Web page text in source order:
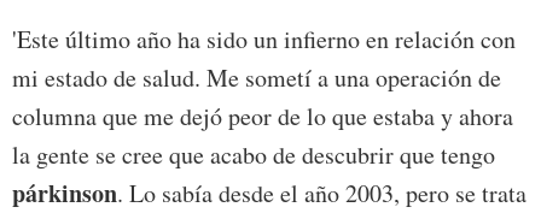
'Este último año ha sido un infierno en relación con
mi estado de salud. Me sometí a una operación de
columna que me dejó peor de lo que estaba y ahora
la gente se cree que acabo de descubrir que tengo
párkinson. Lo sabía desde el año 2003, pero se trata